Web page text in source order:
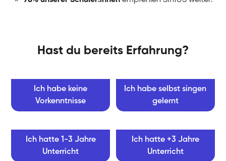
Hast du bereits Erfahrung?
Ich habe keine
Vorkenntnisse
Ich habe selbst singen
gelernt
Ich hatte 1-3 Jahre
Unterricht
Ich hatte +3 Jahre
Unterricht